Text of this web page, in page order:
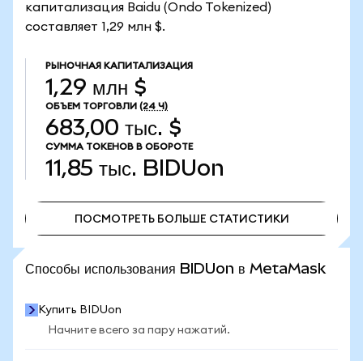
капитализация Baidu (Ondo Tokenized)
составляет 1,29 млн $.
РЫНОЧНАЯ КАПИТАЛИЗАЦИЯ
1,29 млн $
ОБЪЕМ ТОРГОВЛИ (24 Ч)
683,00 тыс. $
СУММА ТОКЕНОВ В ОБОРОТЕ
11,85 тыс. BIDUon
ПОСМОТРЕТЬ БОЛЬШЕ СТАТИСТИКИ
Способы использования BIDUon в MetaMask
Купить BIDUon
Начните всего за пару нажатий.